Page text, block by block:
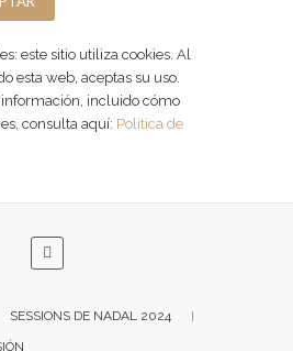
este sitio utiliza cookies. Al
esta web, aceptas su uso.
incluido cómo
consulta aquí: Política de
SESSIONS DE NADAL 2024